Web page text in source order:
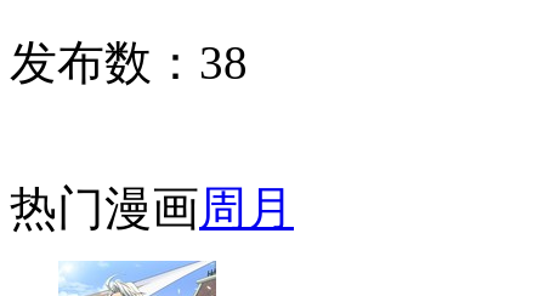
发布数： 38
热门漫画周 月